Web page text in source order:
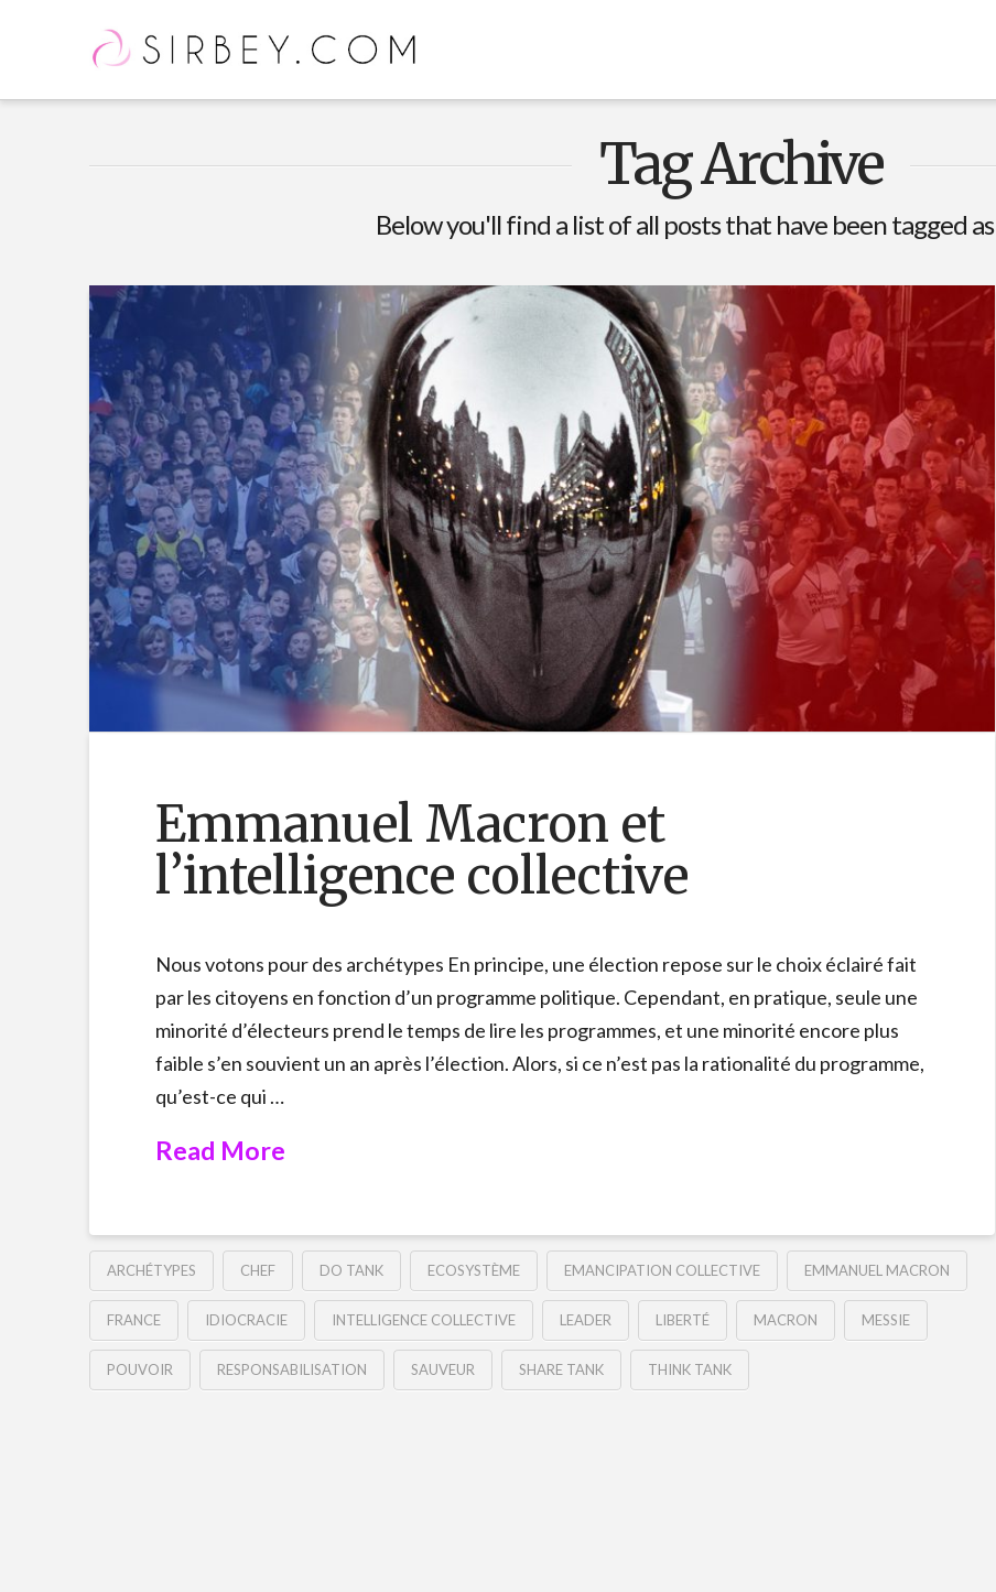
Tag Archive
Below you'll find a list of all posts that have been tagged as
Emmanuel Macron et
l’intelligence collective
Nous votons pour des archétypes En principe, une élection repose sur le choix éclairé fait
par les citoyens en fonction d’un programme politique. Cependant, en pratique, seule une
minorité d’électeurs prend le temps de lire les programmes, et une minorité encore plus
faible s’en souvient un an après l’élection. Alors, si ce n’est pas la rationalité du programme,
qu’est-ce qui …
Read More
ARCHÉTYPES CHEF DO TANK ECOSYSTÈME EMANCIPATION COLLECTIVE EMMANUEL MACRON
FRANCE IDIOCRACIE INTELLIGENCE COLLECTIVE LEADER LIBERTÉ MACRON MESSIE
POUVOIR RESPONSABILISATION SAUVEUR SHARE TANK THINK TANK